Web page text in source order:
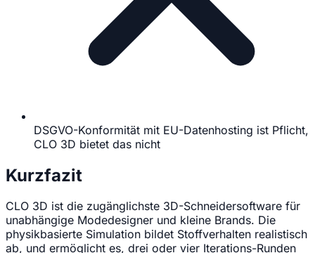
DSGVO-Konformität mit EU-Datenhosting ist Pflicht,
CLO 3D bietet das nicht
Kurzfazit
CLO 3D ist die zugänglichste 3D-Schneidersoftware für
unabhängige Modedesigner und kleine Brands. Die
physikbasierte Simulation bildet Stoffverhalten realistisch
ab, und ermöglicht es, drei oder vier Iterations-Runden